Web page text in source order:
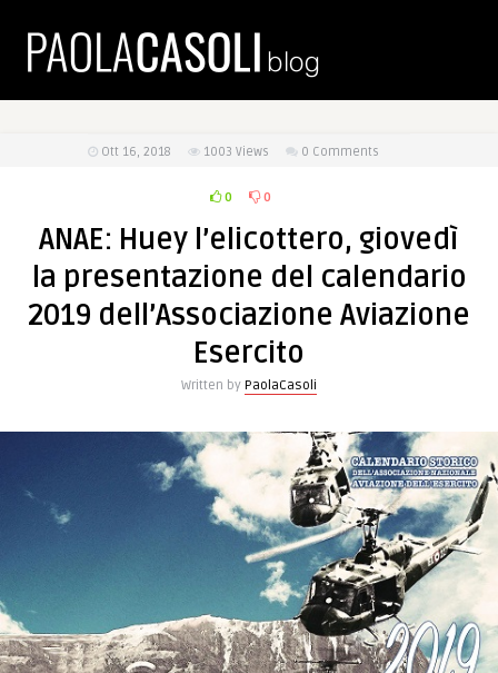
Ott 16, 2018 1003 Views 0 Comments
0 0
ANAE: Huey l’elicottero, giovedì
la presentazione del calendario
2019 dell’Associazione Aviazione
Esercito
Written by PaolaCasoli